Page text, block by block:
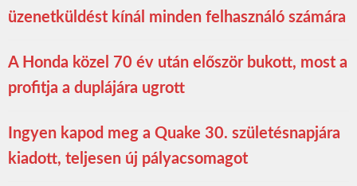
üzenetküldést kínál minden felhasználó számára
A Honda közel 70 év után először bukott, most a
profitja a duplájára ugrott
Ingyen kapod meg a Quake 30. születésnapjára
kiadott, teljesen új pályacsomagot